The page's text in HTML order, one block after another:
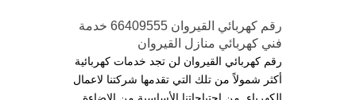
رقم كهربائي القيروان 66409555 خدمة
فني كهربائي منازل القيروان
رقم كهربائي القيروان لن تجد خدمات كهربائية
أكثر شمولاً من تلك التي تقدمها شركتنا لاعمال